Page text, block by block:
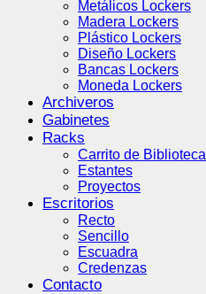
Metálicos Lockers
Madera Lockers
Plástico Lockers
Diseño Lockers
Bancas Lockers
Moneda Lockers
Archiveros
Gabinetes
Racks
Carrito de Biblioteca
Estantes
Proyectos
Escritorios
Recto
Sencillo
Escuadra
Credenzas
Contacto